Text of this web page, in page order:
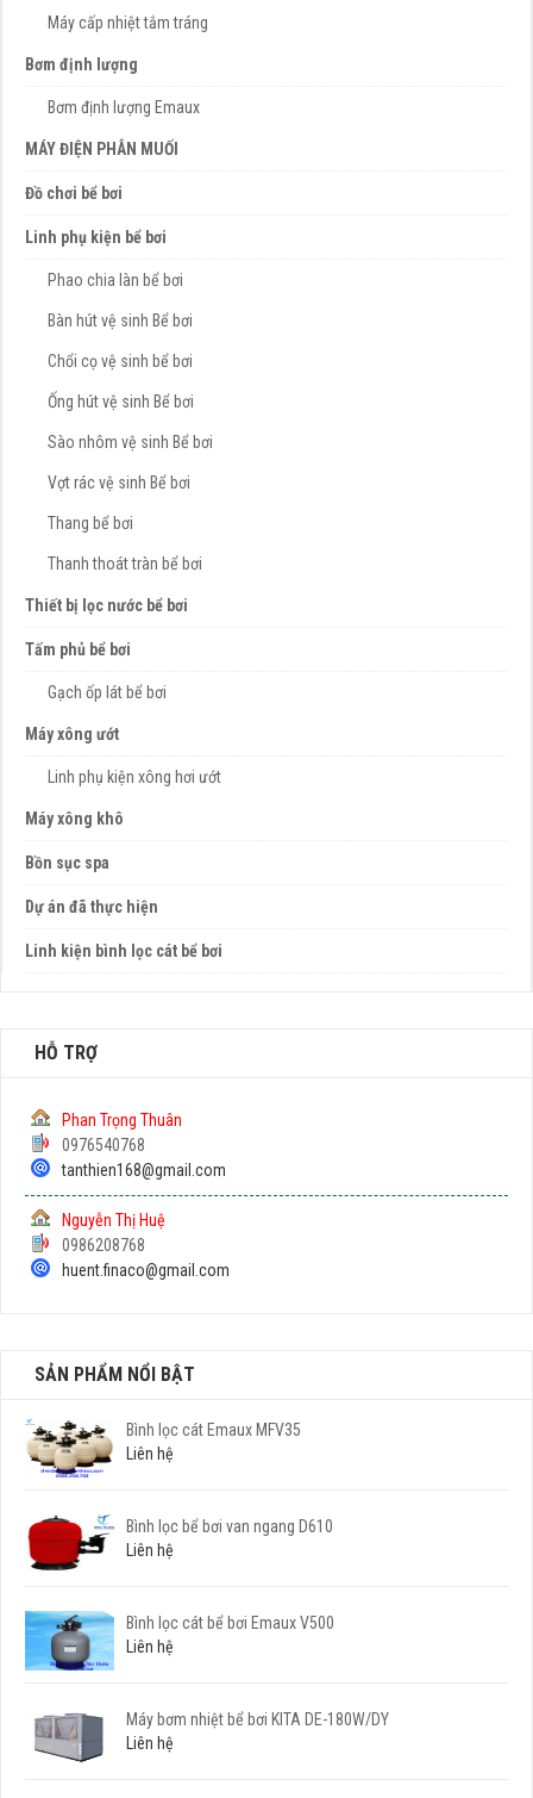
Máy cấp nhiệt tắm tráng
Bơm định lượng
Bơm định lượng Emaux
MÁY ĐIỆN PHÂN MUỐI
Đồ chơi bể bơi
Linh phụ kiện bể bơi
Phao chia làn bể bơi
Bàn hút vệ sinh Bể bơi
Chổi cọ vệ sinh bể bơi
Ống hút vệ sinh Bể bơi
Sào nhôm vệ sinh Bể bơi
Vợt rác vệ sinh Bể bơi
Thang bể bơi
Thanh thoát tràn bể bơi
Thiết bị lọc nước bể bơi
Tấm phủ bể bơi
Gạch ốp lát bể bơi
Máy xông ướt
Linh phụ kiện xông hơi ướt
Máy xông khô
Bồn sục spa
Dự án đã thực hiện
Linh kiện bình lọc cát bể bơi
HỖ TRỢ
Phan Trọng Thuân
0976540768
tanthien168@gmail.com
Nguyễn Thị Huệ
0986208768
huent.finaco@gmail.com
SẢN PHẨM NỔI BẬT
Bình lọc cát Emaux MFV35
Liên hệ
Bình lọc bể bơi van ngang D610
Liên hệ
Bình lọc cát bể bơi Emaux V500
Liên hệ
Máy bơm nhiệt bể bơi KITA DE-180W/DY
Liên hệ